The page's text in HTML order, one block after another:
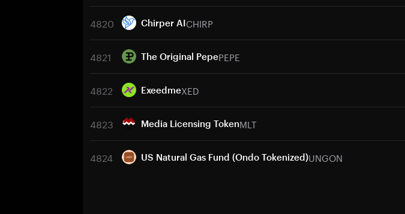
4820 Chirper AICHIRP
4821 The Original PepePEPE
4822 ExeedmeXED
4823 Media Licensing TokenMLT
4824 US Natural Gas Fund (Ondo Tokenized)UNGON